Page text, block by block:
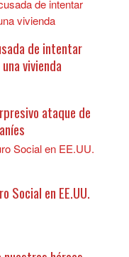
de intentar
vivienda
ataque de
Social en EE.UU.